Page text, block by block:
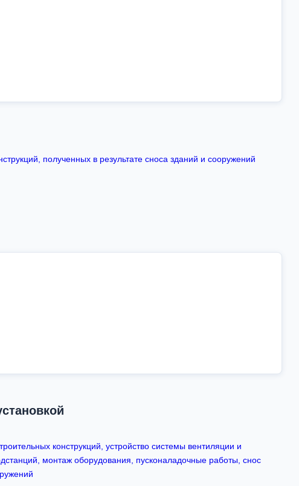
полученных в результате сноса зданий и сооружений
конструкций, устройство системы вентиляции и
монтаж оборудования, пусконаладочные работы, снос